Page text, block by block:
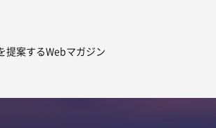
提案するWebマガジン